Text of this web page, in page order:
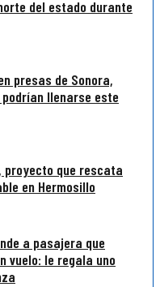
del estado durante
presas de Sonora,
llenarse este
proyecto que rescata
en Hermosillo
a pasajera que
vuelo: le regala uno